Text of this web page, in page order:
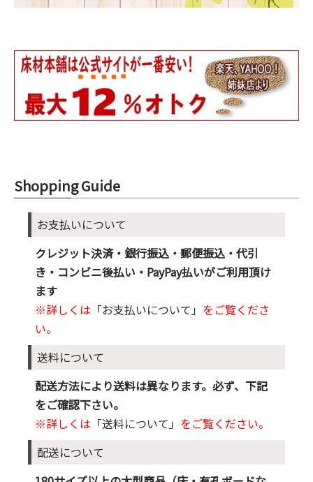
Shopping Guide
お支払いについて
クレジット決済・銀行振込・郵便振込・代引
き・コンビニ後払い・PayPay払いがご利用頂け
ます
※詳しくは 「お支払いについて」 をご覧くださ
い。
送料について
配送方法により送料は異なります。必ず、下記
をご確認下さい。
※詳しくは 「送料について」 をご覧ください。
配送について